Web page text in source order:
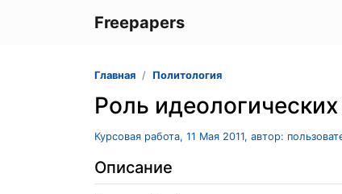
Freepapers
Главная Политология
Роль
Курсовая работа, 11 Мая 2011, автор:
Описание